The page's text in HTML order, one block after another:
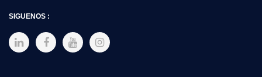
SIGUENOS :